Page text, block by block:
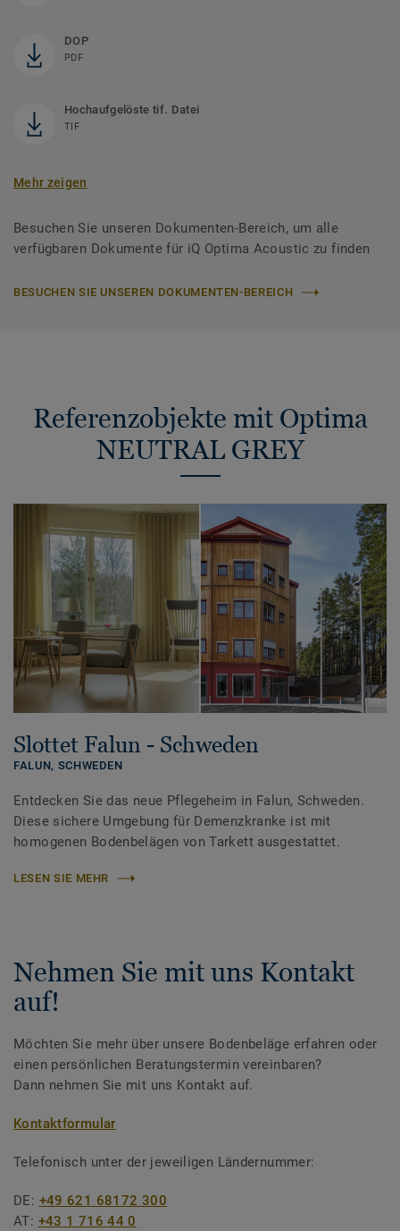
DOP
PDF
Hochaufgelöste tif. Datei
TIF
Mehr zeigen
Besuchen Sie unseren Dokumenten-Bereich, um alle
verfügbaren Dokumente für iQ Optima Acoustic zu finden
BESUCHEN SIE UNSEREN DOKUMENTEN-BEREICH
Referenzobjekte mit Optima
NEUTRAL GREY
Slottet Falun - Schweden
FALUN, SCHWEDEN
Entdecken Sie das neue Pflegeheim in Falun, Schweden.
Diese sichere Umgebung für Demenzkranke ist mit
homogenen Bodenbelägen von Tarkett ausgestattet.
LESEN SIE MEHR
Nehmen Sie mit uns Kontakt
auf!
Möchten Sie mehr über unsere Bodenbeläge erfahren oder
einen persönlichen Beratungstermin vereinbaren?
Dann nehmen Sie mit uns Kontakt auf.
Kontaktformular
Telefonisch unter der jeweiligen Ländernummer:
DE: +49 621 68172 300
AT: +43 1 716 44 0